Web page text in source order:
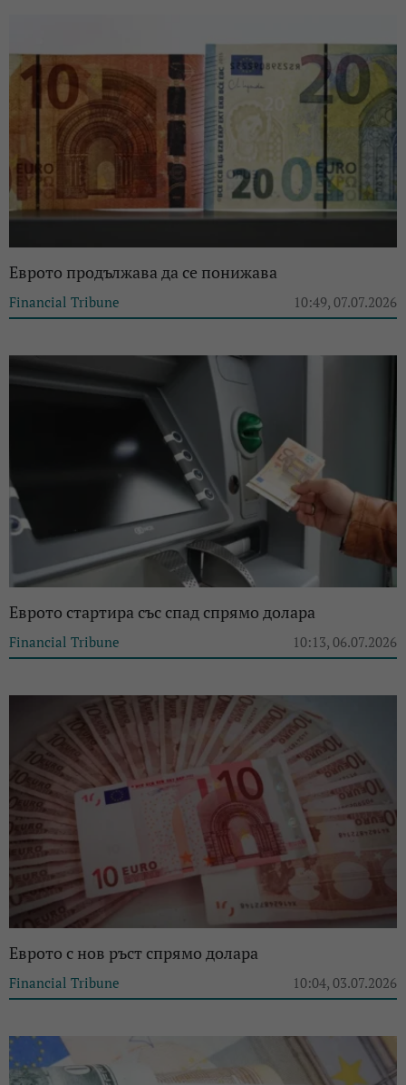
Еврото продължава да се понижава
Financial Tribune 10:49, 07.07.2026
Еврото стартира със спад спрямо долара
Financial Tribune 10:13, 06.07.2026
Еврото с нов ръст спрямо долара
Financial Tribune 10:04, 03.07.2026